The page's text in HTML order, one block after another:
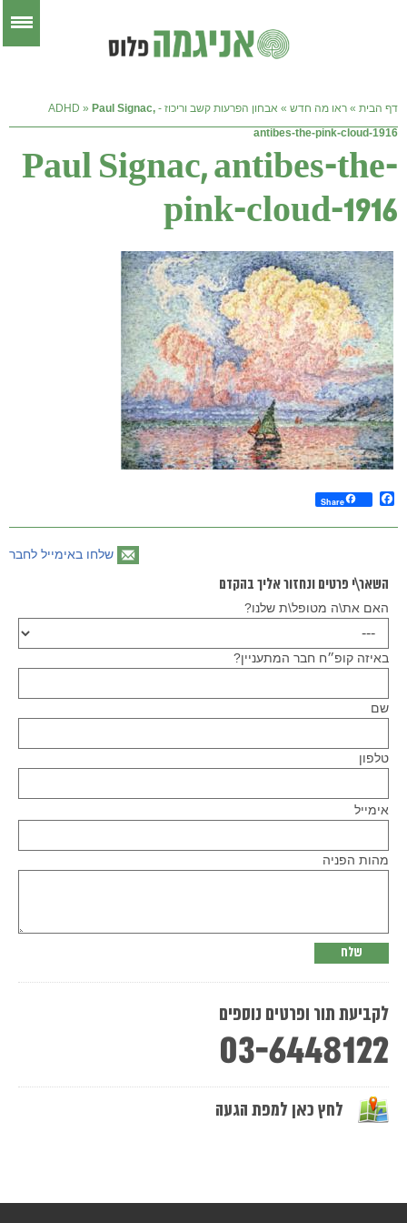
דף הבית » ראו מה חדש » אבחון הפרעות קשב וריכוז - ADHD » Paul Signac,
antibes-the-pink-cloud-1916
Paul Signac, antibes-the-
pink-cloud-1916
Facebook
Share
שלחו באימייל לחבר
השאר\י פרטים ונחזור אליך בהקדם
האם את\ה מטופל\ת שלנו?
באיזה קופ״ח חבר המתעניין?
שם
טלפון
leave
אימייל
מהות הפניה
לקביעת תור ופרטים נוספים
03-6448122
לחץ כאן למפת הגעה